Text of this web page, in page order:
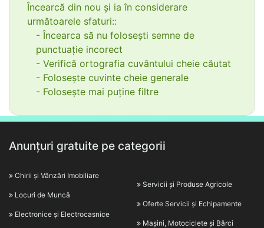
Încearcă din nou și ia în considerare
următoarele sfaturi::
- Încearca să nu folosești semne de
punctuație incorect
- Verifică ortografia cuvântului cheie căutat
- Folosește cuvinte cheie generale
- Folosește mai puține filtre
Anunțuri gratuite pe categorii
Chirii și Vânzări Imobiliare
Locuri de Muncă
Electronice și Electrocasnice
Servicii și Produse Agricole
Oferte Servicii și Echipamente
Mașini, Motociclete și Bărci